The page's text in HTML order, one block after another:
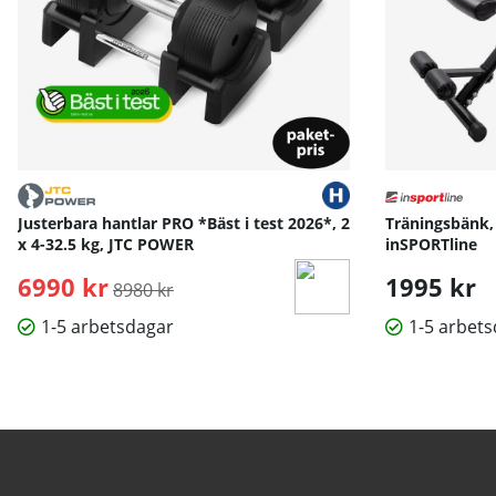
Justerbara hantlar PRO *Bäst i test 2026*, 2
x 4-32.5 kg, JTC POWER
6990 kr Ordinarie pris:
8980 kr
1-5 arbetsdagar
inSPORTline
1995 kr
1-5